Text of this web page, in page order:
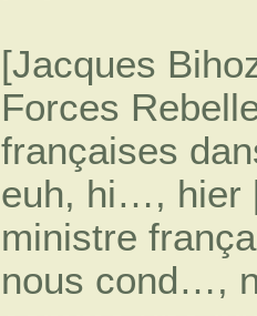
[Jacques
Forces
françaises
euh, hi…, hier
ministre
nous cond…,